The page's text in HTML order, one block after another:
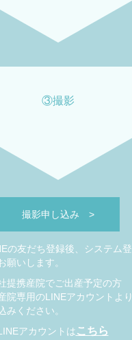
③撮影
撮影申し込み >
の友だち登録後、システム登
願いします。
提携産院でご出産予定の方
院専用のLINEアカウントより
みください。
アカウントはこちら